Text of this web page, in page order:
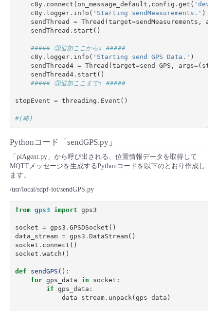
c8y. connect ( on_message_default , config . get (
c8y. logger. info ( 'Starting sendMeasurements.' )
sendThread
= Thread ( target=sendMeasurements ,
sendThread . start ()
##### ③追加ここから↓ #####
c8y. logger. info ( 'Starting send GPS Data.' )
sendThread4 = Thread ( target=send_GPS , args=(
sendThread4. start ()
##### ③追加ここまで↑ #####
stopEvent = threading . Event ()
#(略)
Pythonコード「sendGPS.py」
「piAgent.py」から呼び出される、位置情報データを取得して
MQTTメッセージを生成するPythonコードを以下のとおり作成し
ます。
/usr/local/sdpf-iot/sendGPS.py
from gps3 import gps3
socket = gps3 . GPSDSocket ()
data_stream = gps3 . DataStream()
socket . connect ()
socket . watch ()
def sendGPS ():
for gps_data in socket :
if gps_data :
data_stream. unpack( gps_data )